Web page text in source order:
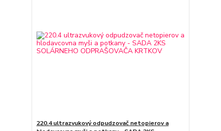
220.4 ultrazvukový odpudzovač netopierov a